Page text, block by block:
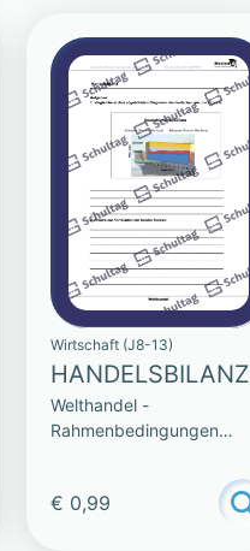
Wirtschaft (J8-13)
HANDELSBILANZ
Welthandel -
Rahmenbedingungen
€ 0,99